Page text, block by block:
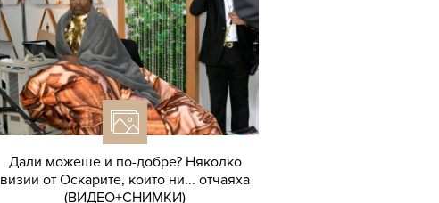
Дали можеше и по-добре? Няколко
визии от Оскарите, които ни... отчаяха
(ВИДЕО+СНИМКИ)